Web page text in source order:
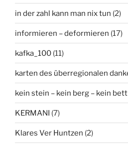
in der zahl kann man nix tun (2)
informieren – deformieren (17)
kafka_100 (11)
karten des überregionalen
kein stein – kein berg – kein bett
KERMANI (7)
Klares Ver Huntzen (2)